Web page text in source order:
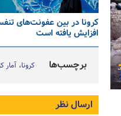
کرونا در بین عفونت‌های
افزایش یافته است
برچسب‌ها کرونا آمار
ارسال نظر